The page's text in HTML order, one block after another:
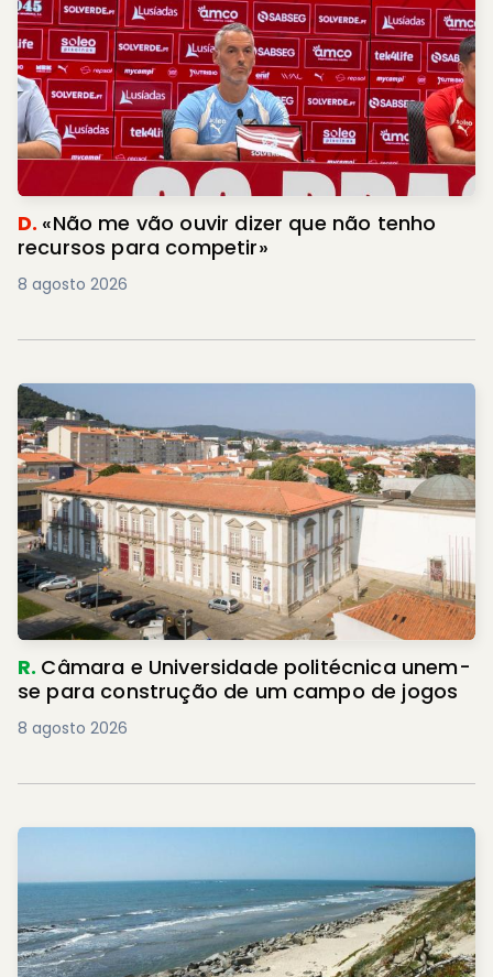
D. «Não me vão ouvir dizer que não tenho
recursos para competir»
8 agosto 2026
R. Câmara e Universidade politécnica unem-
se para construção de um campo de jogos
8 agosto 2026